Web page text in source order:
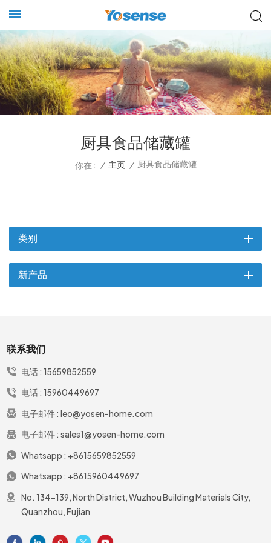
厨具食品储藏罐
你在 : / 主页 / 厨具食品储藏罐
类别
新产品
联系我们
电话 : 15659852559
电话 : 15960449697
电子邮件 : leo@yosen-home.com
电子邮件 : sales1@yosen-home.com
Whatsapp : +8615659852559
Whatsapp : +8615960449697
No. 134-139, North District, Wuzhou Building Materials City,
Quanzhou, Fujian